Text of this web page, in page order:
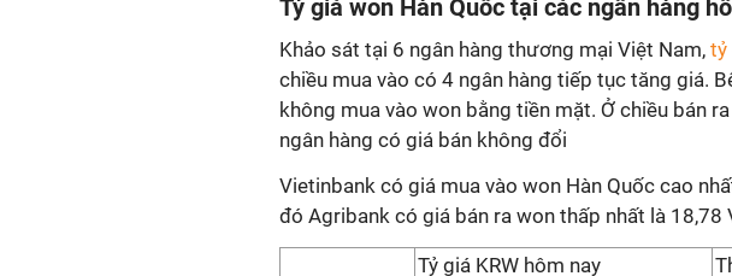
Tỷ giá won Hàn Quốc tại các ngân hàng
Khảo sát tại 6 ngân hàng thương mại Việt Nam, tỷ
chiều mua vào có 4 ngân hàng tiếp tục tăng giá.
không mua vào won bằng tiền mặt. Ở chiều bán
ngân hàng có giá bán không đổi
Vietinbank có giá mua vào won Hàn Quốc cao
đó Agribank có giá bán ra won thấp nhất là 18,78
Tỷ giá KRW hôm nay